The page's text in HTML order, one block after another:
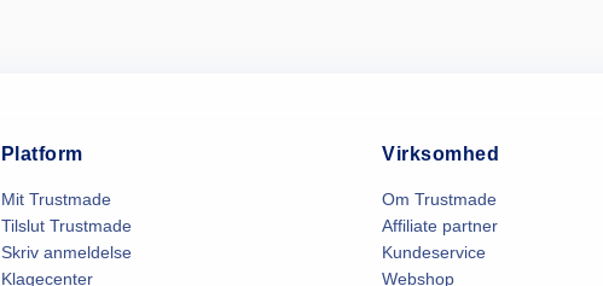
Platform
Mit Trustmade
Tilslut Trustmade
Skriv anmeldelse
Klagecenter
Virksomhed
Om Trustmade
Affiliate partner
Kundeservice
Webshop